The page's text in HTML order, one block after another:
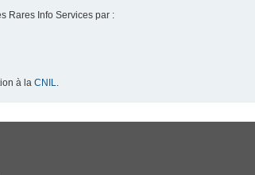
Rares Info Services par :
à la CNIL.